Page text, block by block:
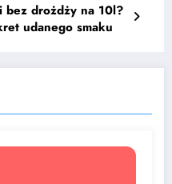
bez drożdży na 10l?
udanego smaku